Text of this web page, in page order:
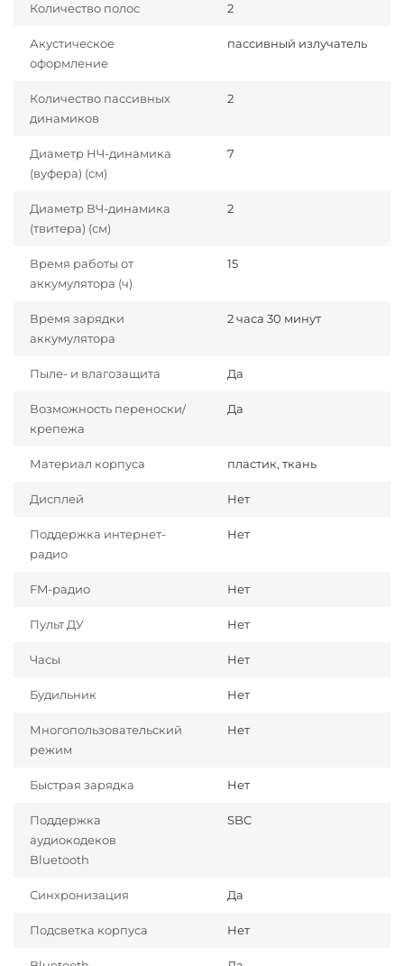
Количество полос 2
Акустическое
оформление
пассивный излучатель
Количество пассивных
динамиков
2
Диаметр НЧ-динамика
(вуфера) (см)
7
Диаметр ВЧ-динамика
(твитера) (см)
2
Время работы от
аккумулятора (ч)
15
Время зарядки
аккумулятора
2 часа 30 минут
Пыле- и влагозащита Да
Возможность переноски/
крепежа
Да
Материал корпуса пластик, ткань
Дисплей Нет
Поддержка интернет-
радио
Нет
FM-радио Нет
Пульт ДУ Нет
Часы Нет
Будильник Нет
Многопользовательский
режим
Нет
Быстрая зарядка Нет
Поддержка
аудиокодеков
Bluetooth
SBC
Синхронизация Да
Подсветка корпуса Нет